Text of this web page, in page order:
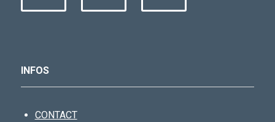
INFOS
CONTACT